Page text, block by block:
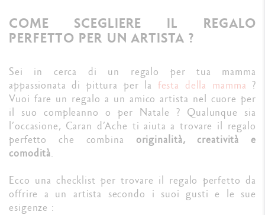
COME SCEGLIERE IL REGALO
PERFETTO PER UN ARTISTA ?
Sei in cerca di un regalo per tua mamma
appassionata di pittura per la festa della mamma ?
Vuoi fare un regalo a un amico artista nel cuore per
il suo compleanno o per Natale ? Qualunque sia
l’occasione, Caran d’Ache ti aiuta a trovare il regalo
perfetto che combina originalità, creatività e
comodità.
Ecco una checklist per trovare il regalo perfetto da
offrire a un artista secondo i suoi gusti e le sue
esigenze :